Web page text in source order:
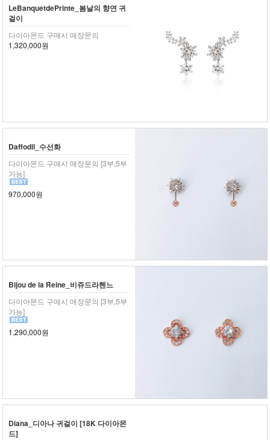
LeBanquetdePrinte_봄날의 향연 귀
걸이
다이아몬드 구매시 매장문의
1,320,000원
Daffodil_수선화
다이아몬드 구매시 매장문의 [3부,5부
가능]
970,000원
Bijou de la Reine_비쥬드라헨느
다이아몬드 구매시 매장문의 [3부,5부
가능]
1,290,000원
Diana_디아나 귀걸이 [18K 다이아몬
드]